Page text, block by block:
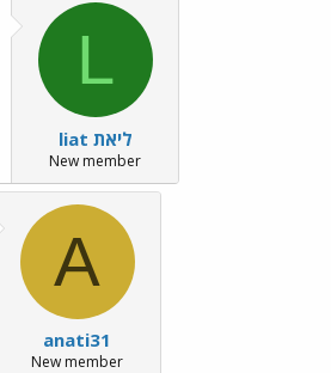
L
liat ליאת
New member
A
anati31
New member